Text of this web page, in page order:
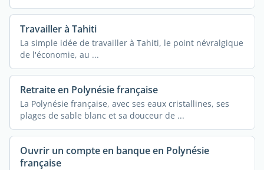
Travailler à Tahiti
La simple idée de travailler à Tahiti, le point névralgique
de l'économie, au ...
Retraite en Polynésie française
La Polynésie française, avec ses eaux cristallines, ses
plages de sable blanc et sa douceur de ...
Ouvrir un compte en banque en Polynésie
française